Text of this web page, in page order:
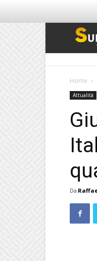
Home
Attualità
Da